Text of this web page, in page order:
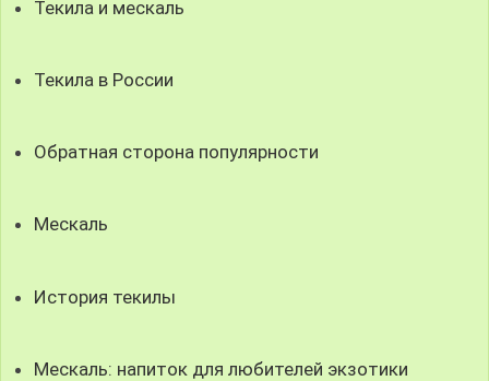
Текила и мескаль
Текила в России
Обратная сторона популярности
Мескаль
История текилы
Мескаль: напиток для любителей экзотики